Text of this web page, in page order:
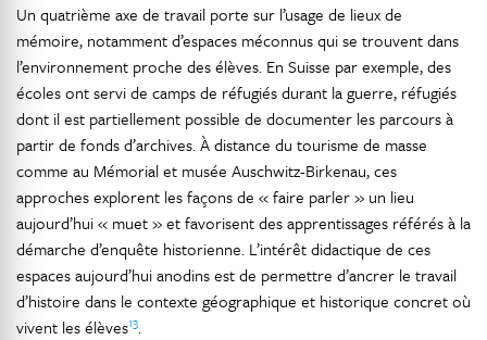
Un quatrième axe de travail porte sur l’usage de lieux de
mémoire, notamment d’espaces méconnus qui se trouvent dans
l’environnement proche des élèves. En Suisse par exemple, des
écoles ont servi de camps de réfugiés durant la guerre, réfugiés
dont il est partiellement possible de documenter les parcours à
partir de fonds d’archives. À distance du tourisme de masse
comme au Mémorial et musée Auschwitz-Birkenau, ces
approches explorent les façons de « faire parler » un lieu
aujourd’hui « muet » et favorisent des apprentissages référés à la
démarche d’enquête historienne. L’intérêt didactique de ces
espaces aujourd’hui anodins est de permettre d’ancrer le travail
d’histoire dans le contexte géographique et historique concret où
vivent les élèves13.